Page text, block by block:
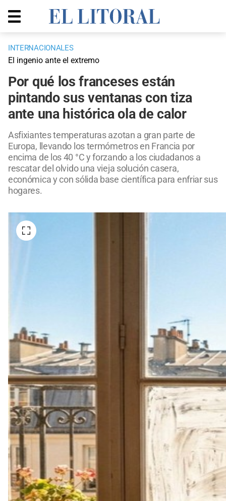
INTERNACIONALES
El ingenio ante el extremo
Por qué los franceses están
pintando sus ventanas con tiza
ante una histórica ola de calor
Asfixiantes temperaturas azotan a gran parte de
Europa, llevando los termómetros en Francia por
encima de los 40 °C y forzando a los ciudadanos a
rescatar del olvido una vieja solución casera,
económica y con sólida base científica para enfriar sus
hogares.